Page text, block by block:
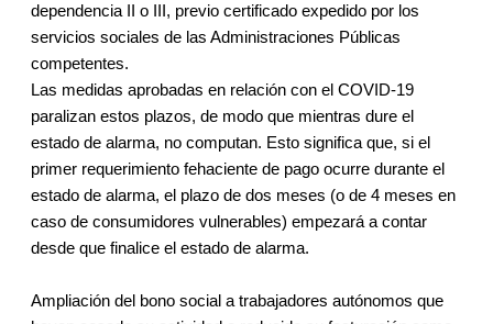
dependencia II o III, previo certificado expedido por los
servicios sociales de las Administraciones Públicas
competentes.
Las medidas aprobadas en relación con el COVID-19
paralizan estos plazos, de modo que mientras dure el
estado de alarma, no computan. Esto significa que, si el
primer requerimiento fehaciente de pago ocurre durante el
estado de alarma, el plazo de dos meses (o de 4 meses en
caso de consumidores vulnerables) empezará a contar
desde que finalice el estado de alarma.
Ampliación del bono social a trabajadores autónomos que